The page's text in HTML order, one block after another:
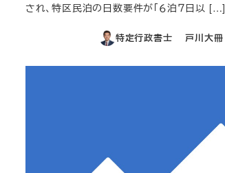
され、特区民泊の日数要件が「６泊７日以 […]
特定行政書士 戸川大冊